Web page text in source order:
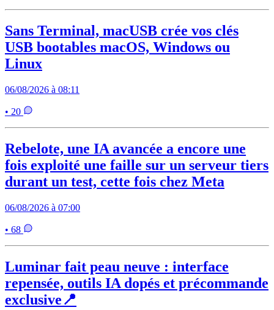
Sans Terminal, macUSB crée vos clés
USB bootables macOS, Windows ou
Linux
06/08/2026 à 08:11
• 20
Rebelote, une IA avancée a encore une
fois exploité une faille sur un serveur tiers
durant un test, cette fois chez Meta
06/08/2026 à 07:00
• 68
Luminar fait peau neuve : interface
repensée, outils IA dopés et précommande
exclusive📍